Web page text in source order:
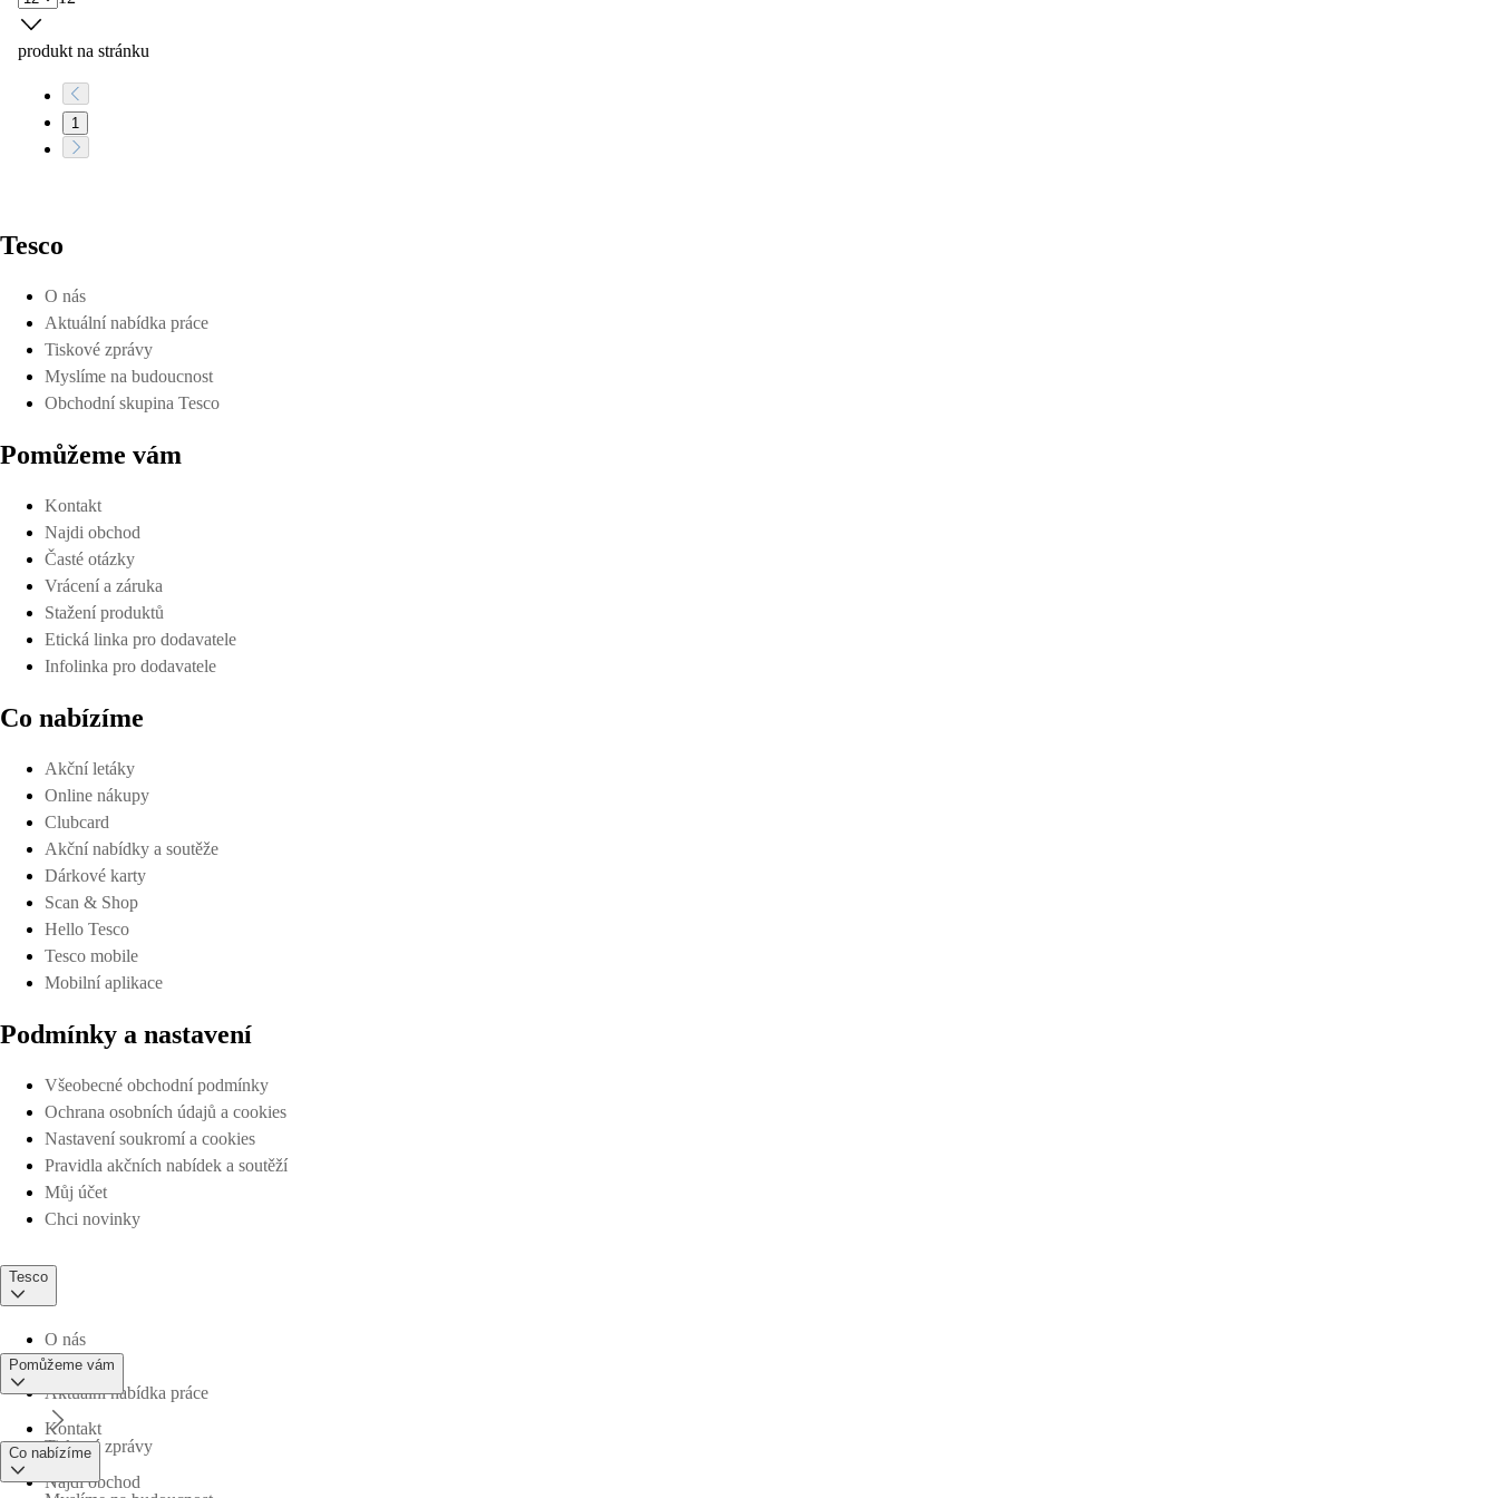
produkt na stránku
1
Tesco
O nás
Aktuální nabídka práce
Tiskové zprávy
Myslíme na budoucnost
Obchodní skupina Tesco
Pomůžeme vám
Kontakt
Najdi obchod
Časté otázky
Vrácení a záruka
Stažení produktů
Etická linka pro dodavatele
Infolinka pro dodavatele
Co nabízíme
Akční letáky
Online nákupy
Clubcard
Akční nabídky a soutěže
Dárkové karty
Scan & Shop
Hello Tesco
Tesco mobile
Mobilní aplikace
Podmínky a nastavení
Všeobecné obchodní podmínky
Ochrana osobních údajů a cookies
Nastavení soukromí a cookies
Pravidla akčních nabídek a soutěží
Můj účet
Chci novinky
Tesco
O nás
Aktuální nabídka práce
Tiskové zprávy
Pomůžeme vám
Kontakt
Najdi obchod
Co nabízíme